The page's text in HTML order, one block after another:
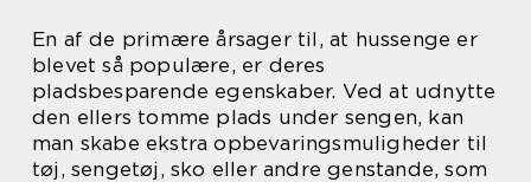
En af de primære årsager til, at hussenge er
blevet så populære, er deres
pladsbesparende egenskaber. Ved at udnytte
den ellers tomme plads under sengen, kan
man skabe ekstra opbevaringsmuligheder til
tøj, sengetøj, sko eller andre genstande, som